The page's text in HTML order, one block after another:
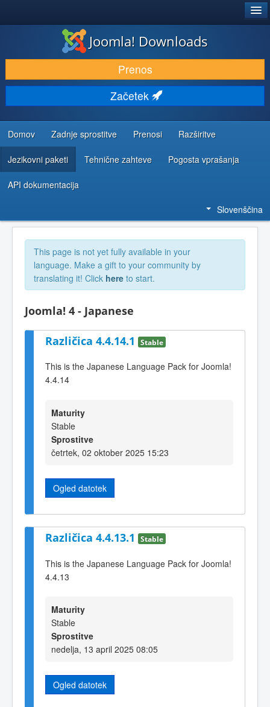
PRENESI IN RAZŠIRI
ODKRIJTE & IZVEJTE
SKUPNOST IN PODPORA
VIRI ZA RAZVIJALCE
Joomla! Downloads
Prenos
Začetek
Domov Zadnje sprostitve Prenosi Razširitve
Jezikovni paketi Tehnične zahteve Pogosta vprašanja
API dokumentacija
Slovenščina
This page is not yet fully available in your
language. Make a gift to your community by
translating it! Click here to start.
Joomla! 4 - Japanese
Različica 4.4.14.1 Stable
This is the Japanese Language Pack for Joomla!
4.4.14
Maturity
Stable
Sprostitve
četrtek, 02 oktober 2025 15:23
Ogled datotek
Različica 4.4.13.1 Stable
This is the Japanese Language Pack for Joomla!
4.4.13
Maturity
Stable
Sprostitve
nedelja, 13 april 2025 08:05
Ogled datotek